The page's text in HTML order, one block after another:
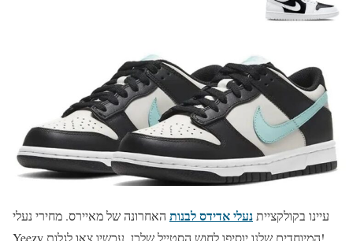
עיינו בקולקצייתנעלי אדידס לבנות האחרונה של מאיירס. מחירי נעלי
Yeezy המיוחדים שלנו יוסיפו לחוש הסטייל שלכן. עכשיו צאו לגלות!